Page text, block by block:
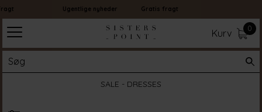
Ugentlige nyheder Gratis fragt
Kurv 0
SALE - DRESSES